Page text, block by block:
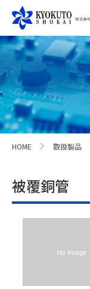
HOME 取扱製品
被覆銅管